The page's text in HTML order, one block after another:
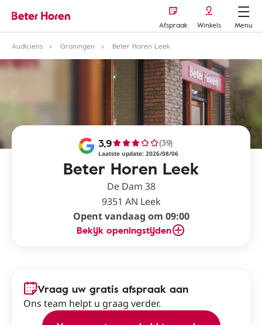
Afspraak Winkels
Menu
Audiciens
Groningen Beter Horen Leek
Beter Horen Leek
3,9 (39)
Laatste update: 2026/08/06
De Dam 38
9351 AN Leek
Opent vandaag om 09:00
Bekijk openingstijden
Vraag uw gratis afspraak aan
Ons team helpt u graag verder.